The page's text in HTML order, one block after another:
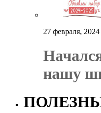
27 февраля, 2024
нашу